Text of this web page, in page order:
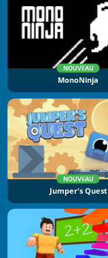
NOUVEAU
MonoNinja
NOUVEAU
Jumper's Quest